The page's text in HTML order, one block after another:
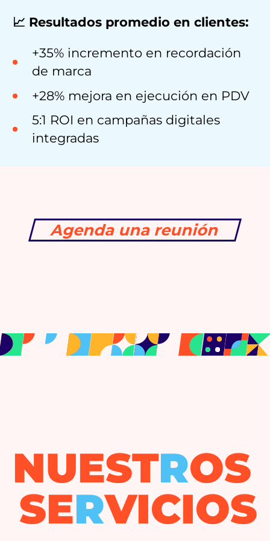
📈 Resultados promedio en clientes:
+35% incremento en recordación
de marca
+28% mejora en ejecución en PDV
5:1 ROI en campañas digitales
integradas
Agenda una reunión
NUESTROS
SERVICIOS